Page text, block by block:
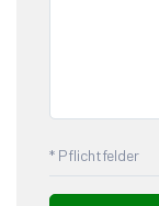
* Pflichtfelder